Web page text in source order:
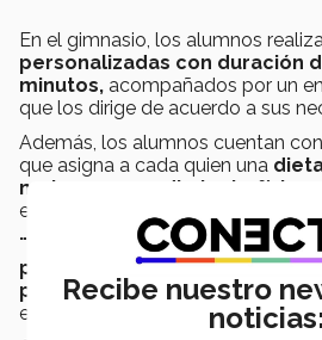
En el gimnasio, los alumnos
personalizadas con duración
minutos, acompañados por un
que los dirige de acuerdo a sus
Además, los alumnos cuentan
que asigna a cada quien una
mejorar su rendimiento físico
entrenamientos y los partidos
¨Me motiva principalmente
puedo mejorar si entreno y si
porque al rival que quiero
expresó la alumna Sofia Ramos,
Recibe nuestro
noticias: